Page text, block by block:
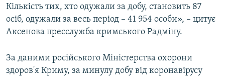
Кількість тих, хто одужали за добу, становить 87
осіб, одужали за весь період – 41 954 особи», – цитує
Аксенова пресслужба кримського Радміну.
За даними російського Міністерства охорони
здоров'я Криму, за минулу добу від коронавірусу